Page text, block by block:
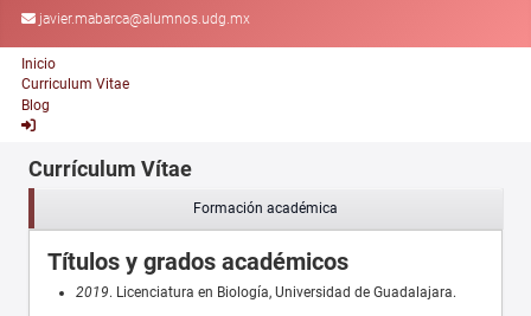
javier.mabarca@alumnos.udg.mx
Inicio
Curriculum Vitae
Blog
Currículum Vítae
Formación académica
Títulos y grados académicos
2019. Licenciatura en Biología, Universidad de Guadalajara.